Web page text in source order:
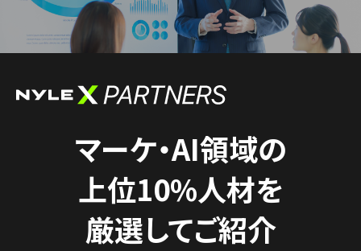
マーケ・AI領域の
上位10%人材を
厳選してご紹介